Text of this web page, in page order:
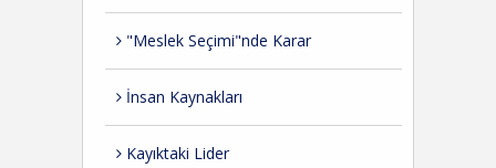
"Meslek Seçimi"nde Karar
İnsan Kaynakları
Kayıktaki Lider